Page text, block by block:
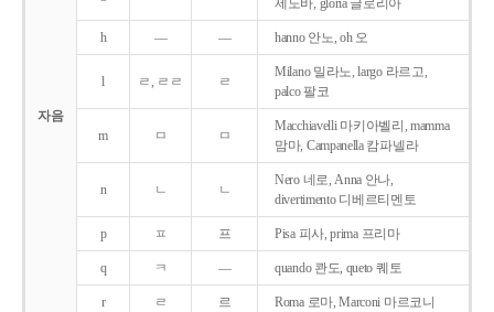
자음
제노바, gloria 글로리아
h ― ― hanno 안노, oh 오
l ㄹ, ㄹㄹ ㄹ
Milano 밀라노, largo 라르고,
palco 팔코
m ㅁ ㅁ
Macchiavelli 마키아벨리, mamma
맘마, Campanella 캄파넬라
n ㄴ ㄴ
Nero 네로, Anna 안나,
divertimento 디베르티멘토
p ㅍ 프 Pisa 피사, prima 프리마
q ㅋ ― quando 콴도, queto 퀘토
r ㄹ 르 Roma 로마, Marconi 마르코니